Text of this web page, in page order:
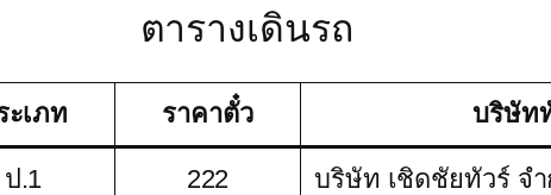
ตารางเดินรถ
ะเภท ราคาตั๋ว บริษัท
ป.1 222 บริษัท เชิดชัยทัวร์ จ